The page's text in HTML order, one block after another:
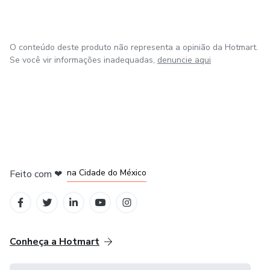
O conteúdo deste produto não representa a opinião da Hotmart.
Se você vir informações inadequadas, denuncie aqui
Feito com ❤ na Cidade do México
Conheça a Hotmart